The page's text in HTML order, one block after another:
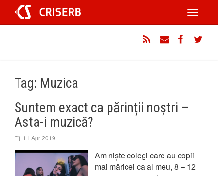
conținut
Toggle
Tag: Muzica
Suntem exact ca părinții noștri –
Asta-i muzică?
11 Apr 2019
Am niște colegi care au copii
mai măricei ca al meu, 8 – 12